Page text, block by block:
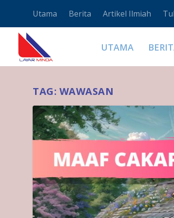
Utama Berita Artikel Ilmiah
UTAMA
TAG: WAWASAN